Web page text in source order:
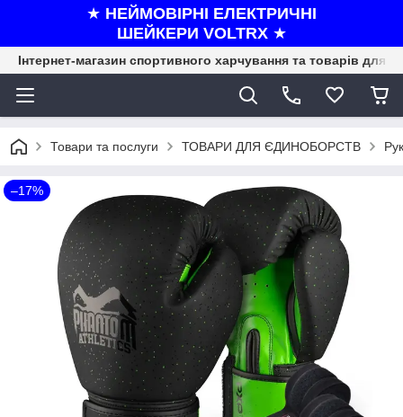
★ НЕЙМОВІРНІ ЕЛЕКТРИЧНІ
ШЕЙКЕРИ VOLTRX ★
Інтернет-магазин спортивного харчування та товарів для
Товари та послуги ТОВАРИ ДЛЯ ЄДИНОБОРСТВ
–17%